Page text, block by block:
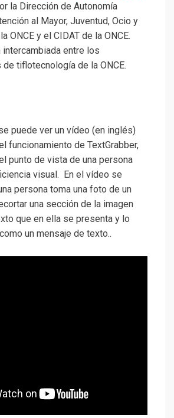
la Dirección de Autonomía
al Mayor, Juventud, Ocio y
ONCE y el CIDAT de la ONCE.
intercambiada entre los
tiflotecnología de la ONCE.
puede ver un vídeo (en inglés)
funcionamiento de TextGrabber,
punto de vista de una persona
visual. En el vídeo se
persona toma una foto de un
una sección de la imagen
que en ella se presenta y lo
un mensaje de texto..